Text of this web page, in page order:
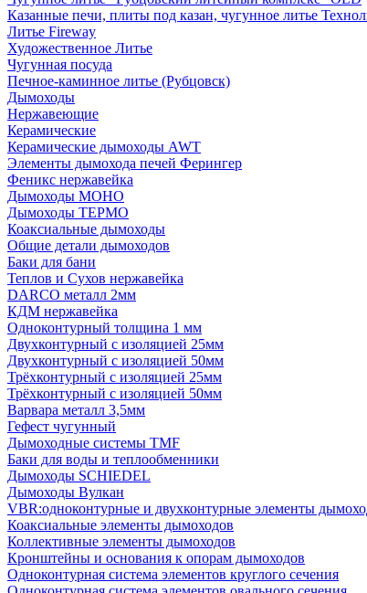
Казанные печи, плиты под казан, чугунное литье
Литье Fireway
Художественное Литье
Чугунная посуда
Печное-каминное литье (Рубцовск)
Дымоходы
Нержавеющие
Керамические
Керамические дымоходы AWT
Элементы дымохода печей Ферингер
Феникс нержавейка
Дымоходы МОНО
Дымоходы ТЕРМО
Коаксиальные дымоходы
Общие детали дымоходов
Баки для бани
Теплов и Сухов нержавейка
DARCO металл 2мм
КДМ нержавейка
Одноконтурный толщина 1 мм
Двухконтурный с изоляцией 25мм
Двухконтурный с изоляцией 50мм
Трёхконтурный с изоляцией 25мм
Трёхконтурный с изоляцией 50мм
Варвара металл 3,5мм
Гефест чугунный
Дымоходные системы TMF
Баки для воды и теплообменники
Дымоходы SCHIEDEL
Дымоходы Вулкан
VBR:одноконтурные и двухконтурные элементы
Коаксиальные элементы дымоходов
Коллективные элементы дымоходов
Кронштейны и основания к опорам дымоходов
Одноконтурная система элементов круглого сечения